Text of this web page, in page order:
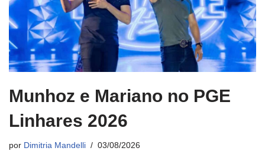
Munhoz e Mariano no PGE
Linhares 2026
por Dimitria Mandelli 03/08/2026